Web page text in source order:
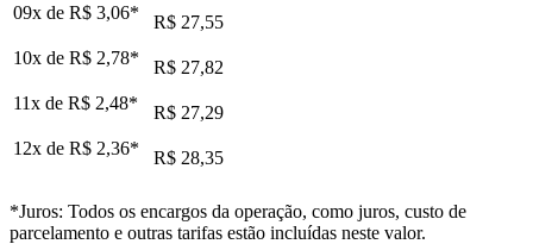
09x de R$ 3,06*
R$ 27,55
10x de R$ 2,78*
R$ 27,82
11x de R$ 2,48*
R$ 27,29
12x de R$ 2,36* R$ 28,35
*Juros: Todos os encargos da operação, como juros, custo de
parcelamento e outras tarifas estão incluídas neste valor.